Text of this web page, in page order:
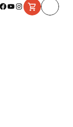
Facebook
YouTube
Instagram